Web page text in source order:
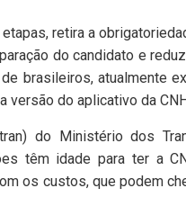
retira a
do candidato e
brasileiros, atualmente
versão do aplicativo da
do Ministério dos
têm idade para ter a
os custos, que podem